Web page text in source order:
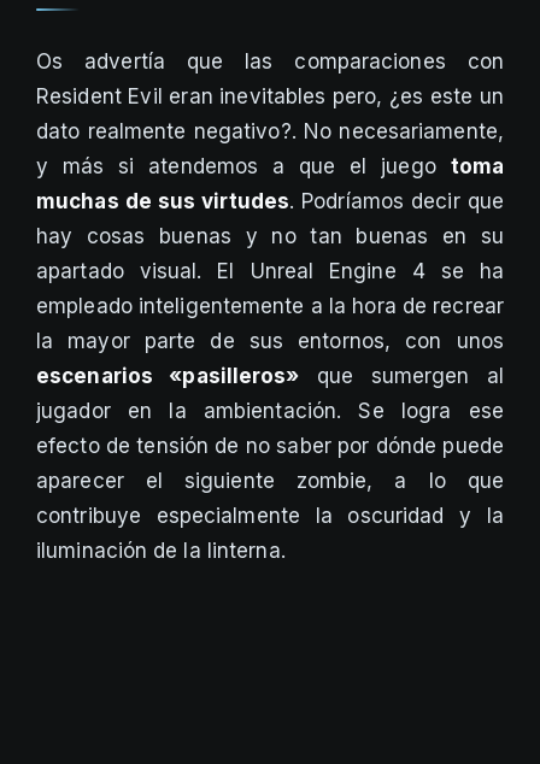
Os advertía que las comparaciones con
Resident Evil eran inevitables pero, ¿es este un
dato realmente negativo?. No necesariamente,
y más si atendemos a que el juego toma
muchas de sus virtudes. Podríamos decir que
hay cosas buenas y no tan buenas en su
apartado visual. El Unreal Engine 4 se ha
empleado inteligentemente a la hora de recrear
la mayor parte de sus entornos, con unos
escenarios «pasilleros» que sumergen al
jugador en la ambientación. Se logra ese
efecto de tensión de no saber por dónde puede
aparecer el siguiente zombie, a lo que
contribuye especialmente la oscuridad y la
iluminación de la linterna.